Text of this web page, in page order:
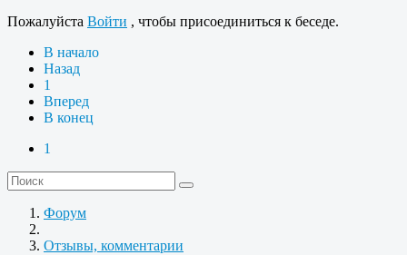
Пожалуйста Войти , чтобы присоединиться к беседе.
В начало
Назад
1
Вперед
В конец
1
Форум
Отзывы, комментарии